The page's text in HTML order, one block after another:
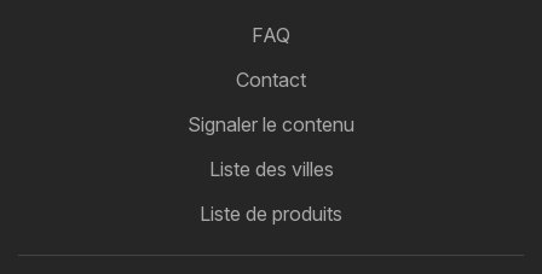
FAQ
Contact
Signaler le contenu
Liste des villes
Liste de produits